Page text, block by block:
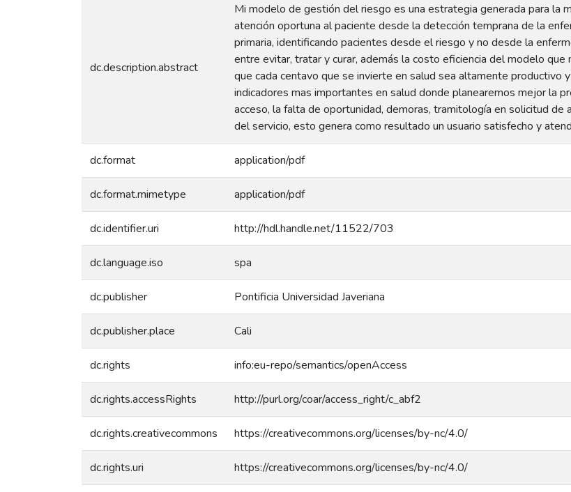
dc.description.abstract
Mi modelo de gestión del riesgo es una estrategia generada para la
atención oportuna al paciente desde la detección temprana de la
primaria, identificando pacientes desde el riesgo y no desde la
entre evitar, tratar y curar, además la costo eficiencia del modelo
que cada centavo que se invierte en salud sea altamente productivo
indicadores mas importantes en salud donde planearemos mejor la
acceso, la falta de oportunidad, demoras, tramitología en solicitud de
del servicio, esto genera como resultado un usuario satisfecho y
dc.format application/pdf
dc.format.mimetype application/pdf
dc.identifier.uri http://hdl.handle.net/11522/703
dc.language.iso spa
dc.publisher Pontificia Universidad Javeriana
dc.publisher.place Cali
dc.rights info:eu-repo/semantics/openAccess
dc.rights.accessRights http://purl.org/coar/access_right/c_abf2
dc.rights.creativecommons https://creativecommons.org/licenses/by-nc/4.0/
dc.rights.uri https://creativecommons.org/licenses/by-nc/4.0/